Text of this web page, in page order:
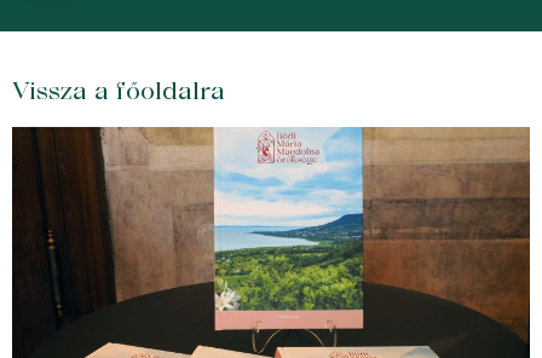
Vissza a főoldalra